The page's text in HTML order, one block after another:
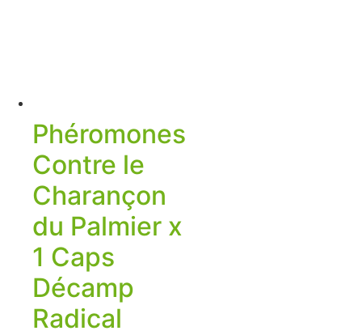
Phéromones
Contre le
Charançon
du Palmier x
1 Caps
Décamp
Radical